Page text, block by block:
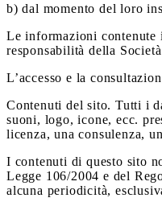
b) dal momento del loro
Le informazioni contenute
responsabilità della
L’accesso e la
Contenuti del sito. Tutti i
suoni, logo, icone, ecc.
licenza, una consulenza,
I contenuti di questo sito
Legge 106/2004 e del
alcuna periodicità,